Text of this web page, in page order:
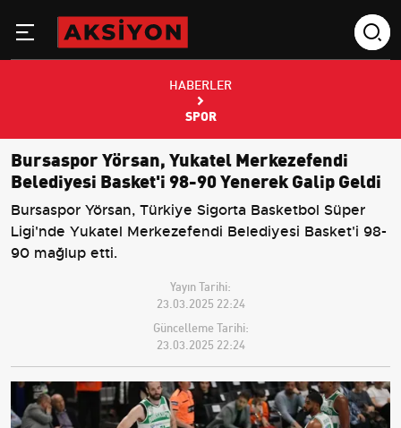
HABERLER
SPOR
Bursaspor Yörsan, Yukatel Merkezefendi
Belediyesi Basket'i 98-90 Yenerek Galip Geldi
Bursaspor Yörsan, Türkiye Sigorta Basketbol Süper
Ligi'nde Yukatel Merkezefendi Belediyesi Basket'i 98-
90 mağlup etti.
Yayın Tarihi:
23.03.2025 22:24
Güncelleme Tarihi:
23.03.2025 22:24